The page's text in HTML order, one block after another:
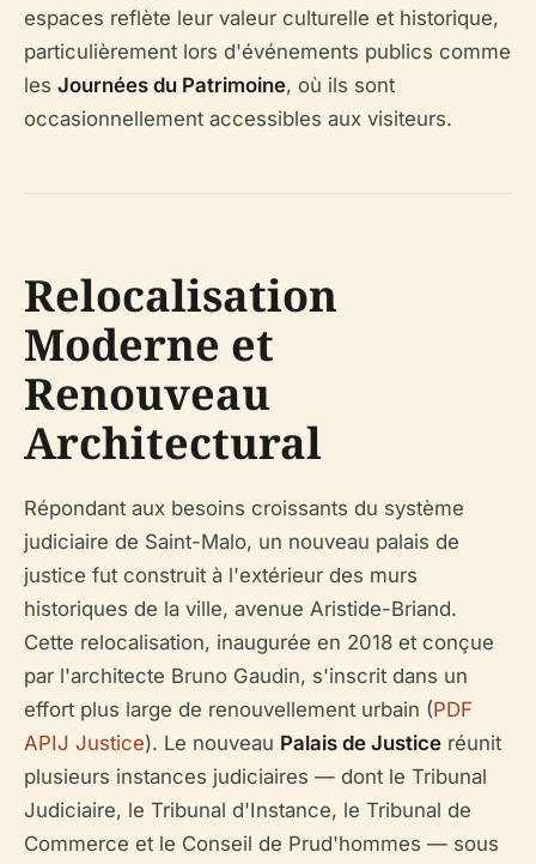
espaces reflète leur valeur culturelle et historique,
particulièrement lors d'événements publics comme
les Journées du Patrimoine, où ils sont
occasionnellement accessibles aux visiteurs.
Relocalisation
Moderne et
Renouveau
Architectural
Répondant aux besoins croissants du système
judiciaire de Saint-Malo, un nouveau palais de
justice fut construit à l'extérieur des murs
historiques de la ville, avenue Aristide-Briand.
Cette relocalisation, inaugurée en 2018 et conçue
par l'architecte Bruno Gaudin, s'inscrit dans un
effort plus large de renouvellement urbain (PDF
APIJ Justice). Le nouveau Palais de Justice réunit
plusieurs instances judiciaires — dont le Tribunal
Judiciaire, le Tribunal d'Instance, le Tribunal de
Commerce et le Conseil de Prud'hommes — sous